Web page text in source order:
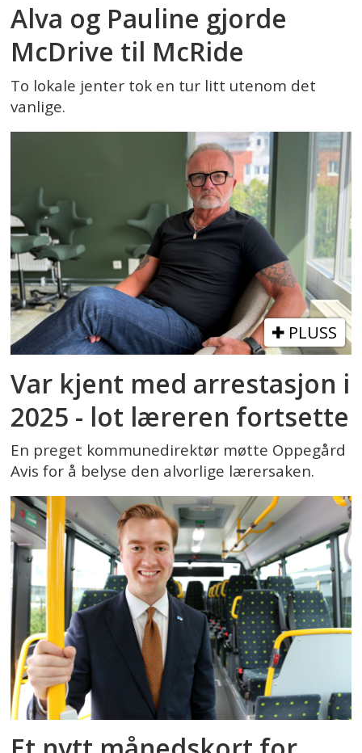
Alva og Pauline gjorde
McDrive til McRide
To lokale jenter tok en tur litt utenom det
vanlige.
PLUSS
Var kjent med arrestasjon i
2025 - lot læreren fortsette
En preget kommunedirektør møtte Oppegård
Avis for å belyse den alvorlige lærersaken.